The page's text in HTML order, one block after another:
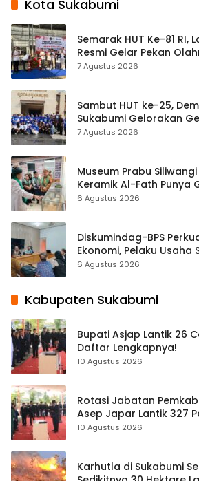
Kota Sukabumi
Semarak HUT Ke-81 RI,
Resmi Gelar Pekan
Tradisional
7 Agustus 2026
Sambut HUT ke-25,
Sukabumi Gelorakan
ASRI Lewat Aksi Bersih
7 Agustus 2026
Museum Prabu
Keramik Al-Fath Punya
Hampir 500 Koleksi
6 Agustus 2026
Diskumindag-BPS
Ekonomi, Pelaku Usaha
Terbuka Beri Data
6 Agustus 2026
Kabupaten Sukabumi
Bupati Asjap Lantik 26
Daftar Lengkapnya!
10 Agustus 2026
Rotasi Jabatan
Asep Japar Lantik 327
10 Agustus 2026
Karhutla di Sukabumi